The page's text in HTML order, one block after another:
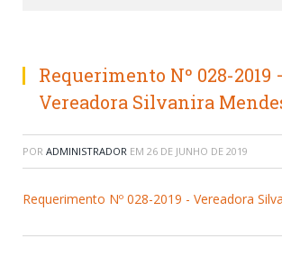
Requerimento Nº 028-2019
Vereadora Silvanira
POR ADMINISTRADOR EM 26 DE JUNHO DE 2019
Requerimento Nº 028-2019 - Vereadora